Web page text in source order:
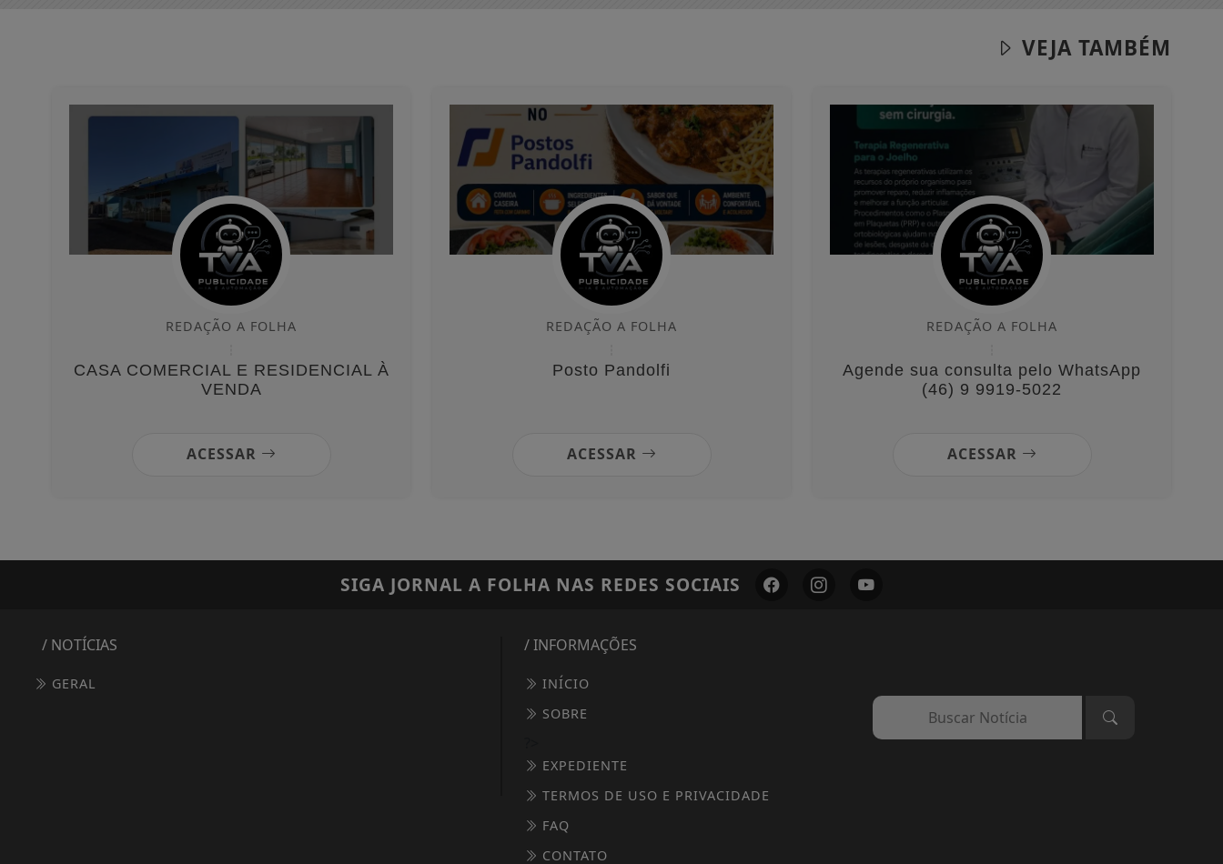
VEJA TAMBÉM
REDAÇÃO A FOLHA
CASA COMERCIAL E RESIDENCIAL À
VENDA
ACESSAR
REDAÇÃO A FOLHA
Posto Pandolfi
ACESSAR
REDAÇÃO A FOLHA
Agende sua consulta pelo WhatsApp
(46) 9 9919-5022
ACESSAR
SIGA JORNAL A FOLHA NAS REDES SOCIAIS
/ NOTÍCIAS
GERAL
/ INFORMAÇÕES
INÍCIO
SOBRE
EXPEDIENTE
TERMOS DE USO E PRIVACIDADE
FAQ
CONTATO